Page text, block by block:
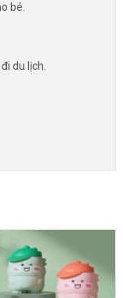
bé.
du lịch.